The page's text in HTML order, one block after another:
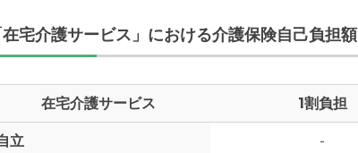
在宅介護サービス」における介護保険自己負担額
在宅介護サービス 1割負担
立 -